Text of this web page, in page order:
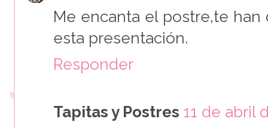
Me encanta el postre,te
esta presentación.
Responder
Tapitas y Postres 11 de abril